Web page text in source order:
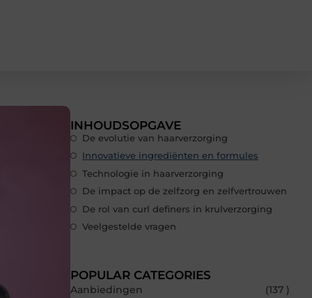
INHOUDSOPGAVE
De evolutie van haarverzorging
Innovatieve ingrediënten en formules
Technologie in haarverzorging
De impact op de zelfzorg en zelfvertrouwen
De rol van curl definers in krulverzorging
Veelgestelde vragen
POPULAR CATEGORIES
Aanbiedingen
(137 )